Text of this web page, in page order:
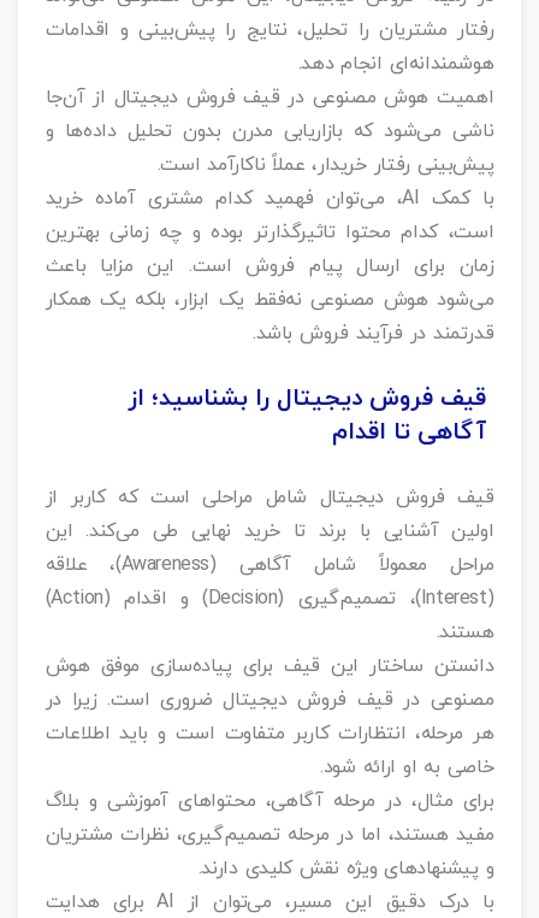
رفتار مشتریان را تحلیل، نتایج را پیش‌بینی و اقدامات
هوشمندانه‌ای انجام دهد.
اهمیت هوش مصنوعی در قیف فروش دیجیتال از آن‌جا
ناشی می‌شود که بازاریابی مدرن بدون تحلیل داده‌ها و
پیش‌بینی رفتار خریدار، عملاً ناکارآمد است.
با کمک AI، می‌توان فهمید کدام مشتری آماده خرید
است، کدام محتوا تاثیرگذارتر بوده و چه زمانی بهترین
زمان برای ارسال پیام فروش است. این مزایا باعث
می‌شود هوش مصنوعی نه‌فقط یک ابزار، بلکه یک همکار
قدرتمند در فرآیند فروش باشد.
قیف فروش دیجیتال را بشناسید؛ از
آگاهی تا اقدام
قیف فروش دیجیتال شامل مراحلی است که کاربر از
اولین آشنایی با برند تا خرید نهایی طی می‌کند. این
مراحل معمولاً شامل آگاهی (Awareness)، علاقه
(Interest)، تصمیم‌گیری (Decision) و اقدام (Action)
هستند.
دانستن ساختار این قیف برای پیاده‌سازی موفق هوش
مصنوعی در قیف فروش دیجیتال ضروری است. زیرا در
هر مرحله، انتظارات کاربر متفاوت است و باید اطلاعات
خاصی به او ارائه شود.
برای مثال، در مرحله آگاهی، محتواهای آموزشی و بلاگ
مفید هستند، اما در مرحله تصمیم‌گیری، نظرات مشتریان
و پیشنهادهای ویژه نقش کلیدی دارند.
با درک دقیق این مسیر، می‌توان از AI برای هدایت